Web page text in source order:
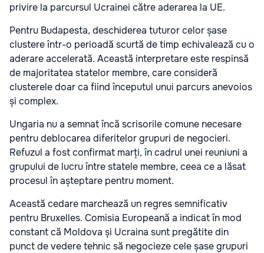
privire la parcursul Ucrainei către aderarea la UE.
Pentru Budapesta, deschiderea tuturor celor șase
clustere într-o perioadă scurtă de timp echivalează cu o
aderare accelerată. Această interpretare este respinsă
de majoritatea statelor membre, care consideră
clusterele doar ca fiind începutul unui parcurs anevoios
și complex.
Ungaria nu a semnat încă scrisorile comune necesare
pentru deblocarea diferitelor grupuri de negocieri.
Refuzul a fost confirmat marți, în cadrul unei reuniuni a
grupului de lucru între statele membre, ceea ce a lăsat
procesul în așteptare pentru moment.
Această cedare marchează un regres semnificativ
pentru Bruxelles. Comisia Europeană a indicat în mod
constant că Moldova și Ucraina sunt pregătite din
punct de vedere tehnic să negocieze cele șase grupuri